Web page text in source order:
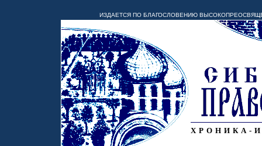
ИЗДАЕТСЯ ПО БЛАГОСЛОВЕНИЮ
ХРОНИКА-